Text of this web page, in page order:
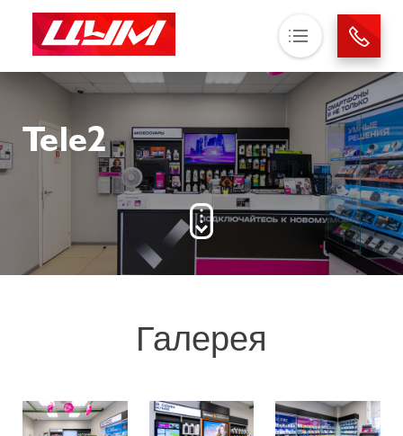
Основная навигация О нас
Магазины
Аренда
Новости
Контакты
Tele2
Галерея